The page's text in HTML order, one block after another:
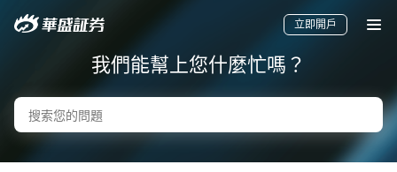
立即開戶
我們能幫上您什麼忙嗎？